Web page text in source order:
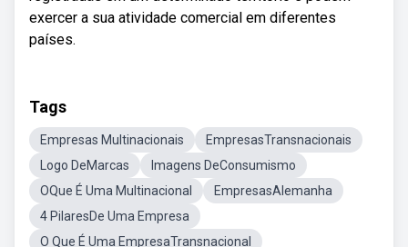
exercer a sua atividade comercial em diferentes
países.
Tags
Empresas Multinacionais
EmpresasTransnacionais
Logo DeMarcas
Imagens DeConsumismo
OQue É Uma Multinacional
EmpresasAlemanha
4 PilaresDe Uma Empresa
O Que É Uma EmpresaTransnacional